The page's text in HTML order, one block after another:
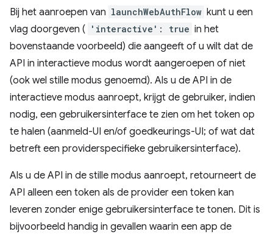
Bij het aanroepen van launchWebAuthFlow kunt u een
vlag doorgeven (
'interactive': true in het
bovenstaande voorbeeld) die aangeeft of u wilt dat de
API in interactieve modus wordt aangeroepen of niet
(ook wel stille modus genoemd). Als u de API in de
interactieve modus aanroept, krijgt de gebruiker, indien
nodig, een gebruikersinterface te zien om het token op
te halen (aanmeld-UI en/of goedkeurings-UI; of wat dat
betreft een providerspecifieke gebruikersinterface).
Als u de API in de stille modus aanroept, retourneert de
API alleen een token als de provider een token kan
leveren zonder enige gebruikersinterface te tonen. Dit is
bijvoorbeeld handig in gevallen waarin een app de